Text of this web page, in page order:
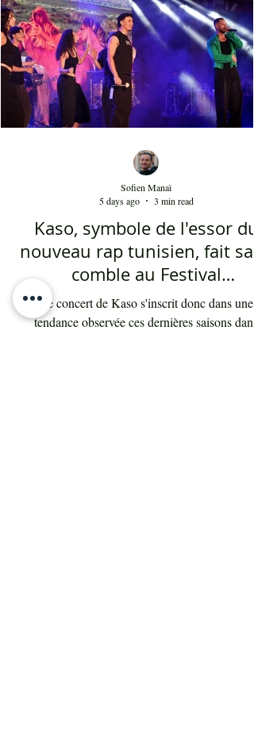
Rebaï, un élégant chanteur, présent maintenant
dans l'univers du chant national depuis au
cinq ans. Sans oublier la soprano Nesrine
Mahbouli e
Kaso, symbole de l'essor du
nouveau rap tunisien, fait
comble au Festival
Sofien Manaï
5 days ago
3 min read